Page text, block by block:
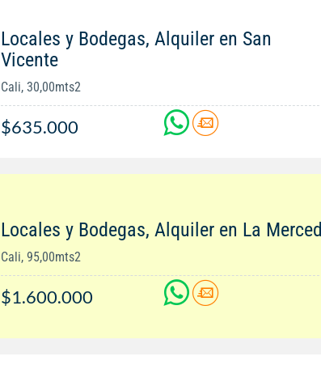
Locales y Bodegas, Alquiler en San
Vicente
Cali, 30,00mts2
$635.000
Locales y Bodegas, Alquiler en La Merced
Cali, 95,00mts2
$1.600.000